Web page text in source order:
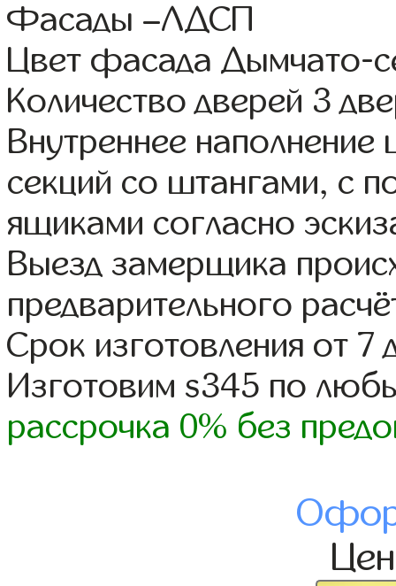
Фасады –ЛДСП
Цвет фасада Дымчато-
Количество дверей 3
Внутреннее
секций со штангами, с
ящиками согласно
Выезд замерщика
предварительного
Срок изготовления от 7
Изготовим s345 по
рассрочка 0% без